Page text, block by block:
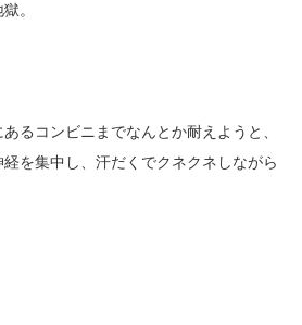
。
るコンビニまでなんとか耐えようと、
を集中し、汗だくでクネクネしながら